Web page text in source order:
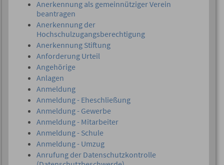
Anerkennung als gemeinnütziger Verein
beantragen
Anerkennung der
Hochschulzugangsberechtigung
Anerkennung Stiftung
Anforderung Urteil
Angehörige
Anlagen
Anmeldung
Anmeldung - Eheschließung
Anmeldung - Gewerbe
Anmeldung - Mitarbeiter
Anmeldung - Schule
Anmeldung - Umzug
Anrufung der Datenschutzkontrolle